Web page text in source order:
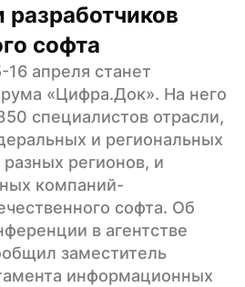
софта
апреля станет
«Цифра.Док». На него
специалистов отрасли,
и региональных
разных регионов, и
компаний-
софта. Об
в агентстве
заместитель
информационных